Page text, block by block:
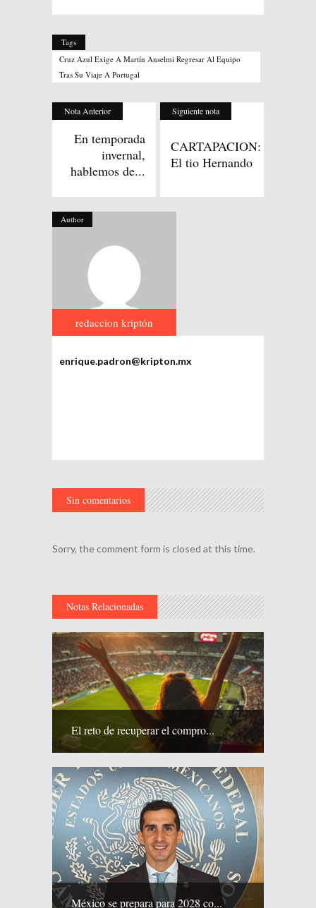
Tags
Cruz Azul Exige A Martín Anselmi Regresar Al Equipo
Tras Su Viaje A Portugal
Nota Anterior
En temporada
invernal,
hablemos de...
Siguiente nota
CARTAPACION:
El tio Hernando
Author
redaccion kriptón
enrique.padron@kripton.mx
Sin comentarios
Sorry, the comment form is closed at this time.
Notas Relacionadas
El reto de recuperar el compro...
México se prepara para 2028 co...